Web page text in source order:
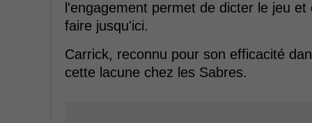
l'engagement permet de dicter le jeu
faire jusqu'ici.
Carrick, reconnu pour son efficacité
cette lacune chez les Sabres.